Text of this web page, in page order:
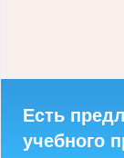
Есть
учебного